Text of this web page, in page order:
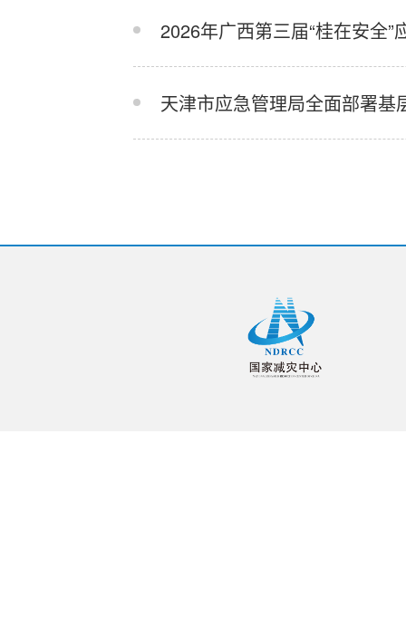
2026年广西第三届“桂在安全
天津市应急管理局全面部署